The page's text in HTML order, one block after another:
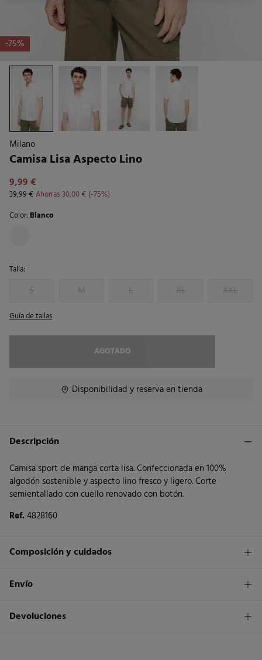
-75%
Milano
Camisa Lisa Aspecto Lino
9,99 €
39,99 €Ahorras30,00 €
75
Color: Blanco
Talla:
S M L XL XXL
Guía de tallas
AGOTADO
Disponibilidad y reserva en tienda
Descripción
Camisa sport de manga corta lisa. Confeccionada en 100%
algodón sostenible y aspecto lino fresco y ligero. Corte
semientallado con cuello renovado con botón.
Ref.4828160
Composición y cuidados
Composición
Cuidados
Envío
Envío a tienda
1,95€
Devoluciones